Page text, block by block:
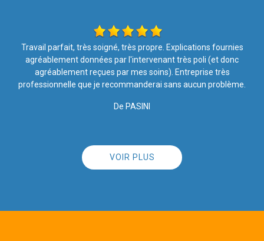
Entreprise sérieuse et travail très bien réalisé. Le personnel est
soigneux et poli. Je suis très satisfaite. Merci
De MB
VOIR PLUS